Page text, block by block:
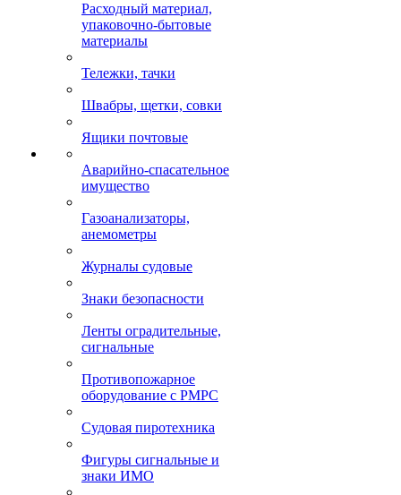
Расходный материал,
упаковочно-бытовые
материалы
Тележки, тачки
Швабры, щетки, совки
Ящики почтовые
Аварийно-спасательное
имущество
Газоанализаторы,
анемометры
Журналы судовые
Знаки безопасности
Ленты оградительные,
сигнальные
Противопожарное
оборудование с РМРС
Судовая пиротехника
Фигуры сигнальные и
знаки ИМО